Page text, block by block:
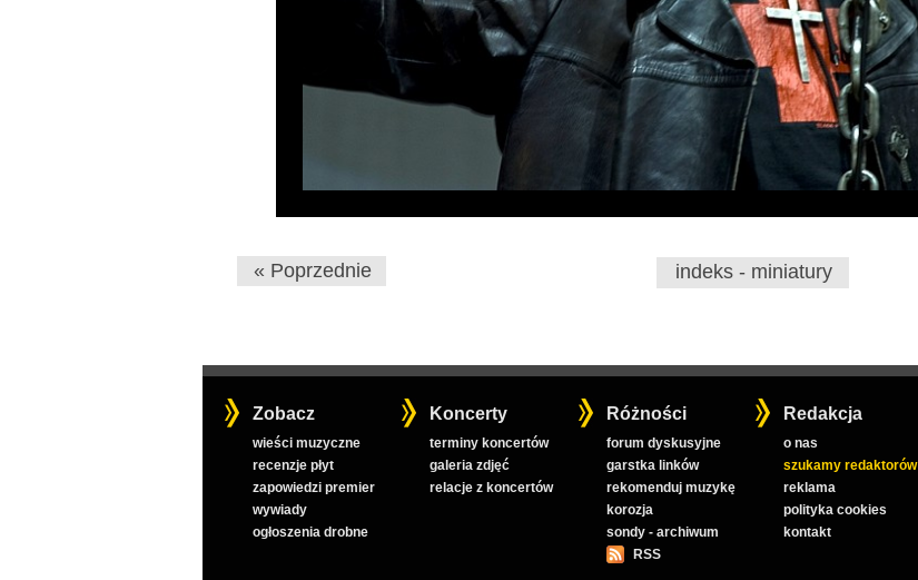
« Poprzednie indeks - miniatury
Zobacz
wieści muzyczne
recenzje płyt
zapowiedzi premier
wywiady
ogłoszenia drobne
Koncerty
terminy koncertów
galeria zdjęć
relacje z koncertów
Różności
forum dyskusyjne
garstka linków
rekomenduj muzykę
korozja
sondy - archiwum
RSS
Redakcja
o nas
szukamy redaktorów
reklama
polityka cookies
kontakt